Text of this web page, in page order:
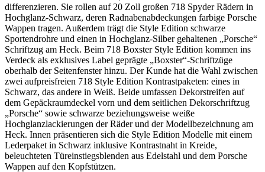
differenzieren. Sie rollen auf 20 Zoll großen 718 Spyder Rädern in
Hochglanz-Schwarz, deren Radnabenabdeckungen farbige Porsche
Wappen tragen. Außerdem trägt die Style Edition schwarze
Sportendrohre und einen in Hochglanz-Silber gehaltenen „Porsche“
Schriftzug am Heck. Beim 718 Boxster Style Edition kommen ins
Verdeck als exklusives Label geprägte „Boxster“-Schriftzüge
oberhalb der Seitenfenster hinzu. Der Kunde hat die Wahl zwischen
zwei aufpreisfreien 718 Style Edition Kontrastpaketen: eines in
Schwarz, das andere in Weiß. Beide umfassen Dekorstreifen auf
dem Gepäckraumdeckel vorn und dem seitlichen Dekorschriftzug
„Porsche“ sowie schwarze beziehungsweise weiße
Hochglanzlackierungen der Räder und der Modellbezeichnung am
Heck. Innen präsentieren sich die Style Edition Modelle mit einem
Lederpaket in Schwarz inklusive Kontrastnaht in Kreide,
beleuchteten Türeinstiegsblenden aus Edelstahl und dem Porsche
Wappen auf den Kopfstützen.